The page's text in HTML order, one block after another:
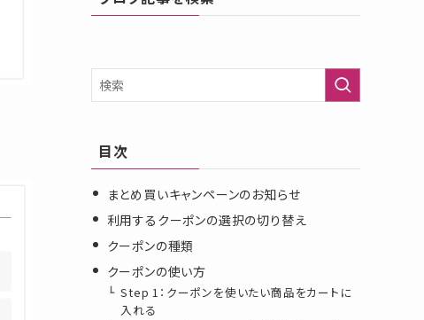
目次
まとめ買いキャンペーンのお知らせ
利用するクーポンの選択の切り替え
クーポンの種類
クーポンの使い方
Step 1：クーポンを使いたい商品をカートに
入れる